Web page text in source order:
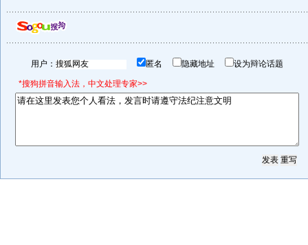
用户： 匿名 隐藏地址 设为辩论话题
*搜狗拼音输入法，中文处理专家>>